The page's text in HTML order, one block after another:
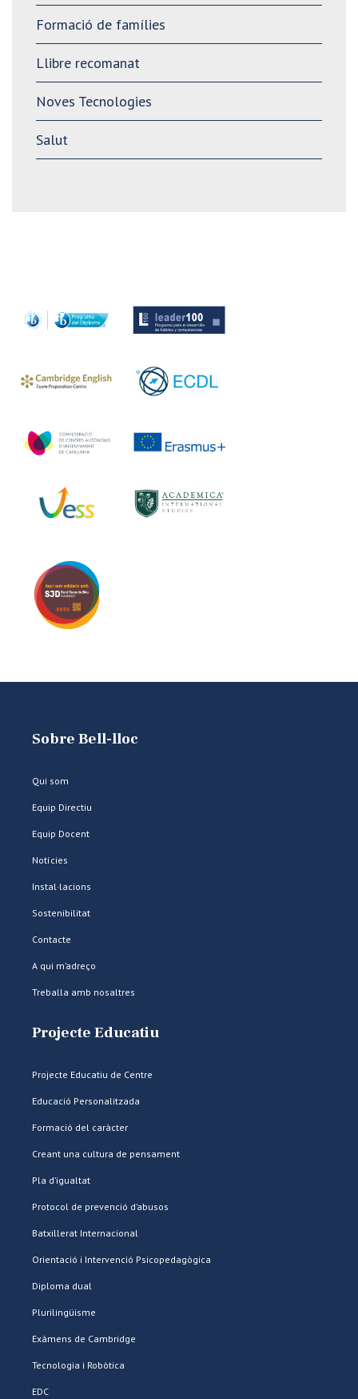
Formació de famílies
Llibre recomanat
Noves Tecnologies
Salut
Sobre Bell-lloc
Qui som
Equip Directiu
Equip Docent
Notícies
Instal·lacions
Sostenibilitat
Contacte
A qui m’adreço
Treballa amb nosaltres
Projecte Educatiu
Projecte Educatiu de Centre
Educació Personalitzada
Formació del caràcter
Creant una cultura de pensament
Pla d’igualtat
Protocol de prevenció d’abusos
Batxillerat Internacional
Orientació i Intervenció Psicopedagògica
Diploma dual
Plurilingüisme
Exàmens de Cambridge
Tecnologia i Robòtica
EDC